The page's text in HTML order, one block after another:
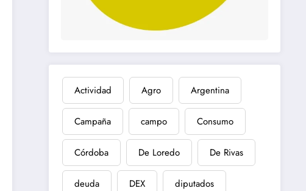
Actividad Agro Argentina
Campaña campo Consumo
Córdoba De Loredo De Rivas
deuda DEX diputados